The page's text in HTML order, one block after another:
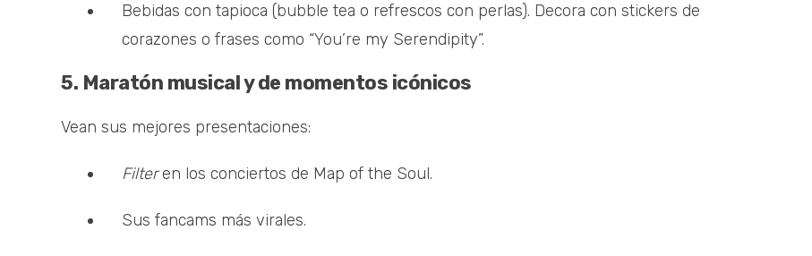
Bebidas con tapioca (bubble tea o refrescos con perlas). Decora con stickers de
corazones o frases como “You’re my Serendipity”.
5. Maratón musical y de momentos icónicos
Vean sus mejores presentaciones:
Filteren los conciertos de Map of the Soul.
Sus fancams más virales.